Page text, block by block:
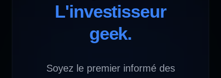
L'investisseur
geek.
Soyez le premier informé des